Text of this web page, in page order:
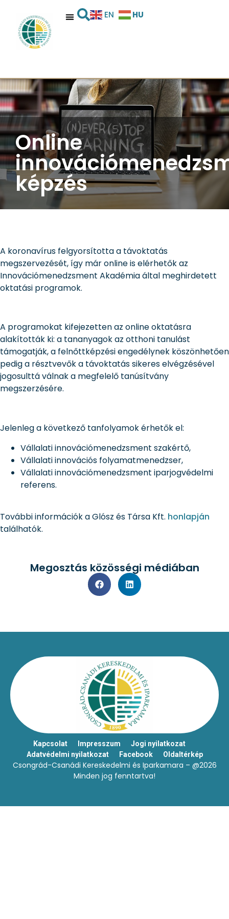
EN HU
Online
képzés
A koronavírus felgyorsította a távoktatás
megszervezését, így már online is elérhetők az
Innovációmenedzsment Akadémia által meghirdetett
oktatási programok.
A programokat kifejezetten az online oktatásra
alakították ki: a tananyagok az otthoni tanulást
támogatják, a felnőttképzési engedélynek köszönhetően
pedig a résztvevők a távoktatás sikeres elvégzésével
jogosulttá válnak a megfelelő tanúsítvány
megszerzésére.
Jelenleg a következő tanfolyamok érhetők el:
Vállalati innovációmenedzsment szakértő,
Vállalati innovációs folyamatmenedzser,
Vállalati innovációmenedzsment iparjogvédelmi
referens.
További információk a Glósz és Társa Kft. honlapján
találhatók.
Megosztás közösségi médiában
Kapcsolat Impresszum
Jogi nyilatkozat
Adatvédelmi nyilatkozat
Facebook Oldaltérkép
Csongrád-Csanádi Kereskedelmi és Iparkamara – @2026
Minden jog fenntartva!